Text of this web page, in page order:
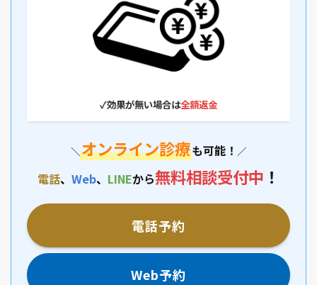
✓効果が無い場合は全額返金
＼ オンライン診療も可能！ ／
電話、 Web、 LINEから無料相談受付中 ！
電話予約
Web予約